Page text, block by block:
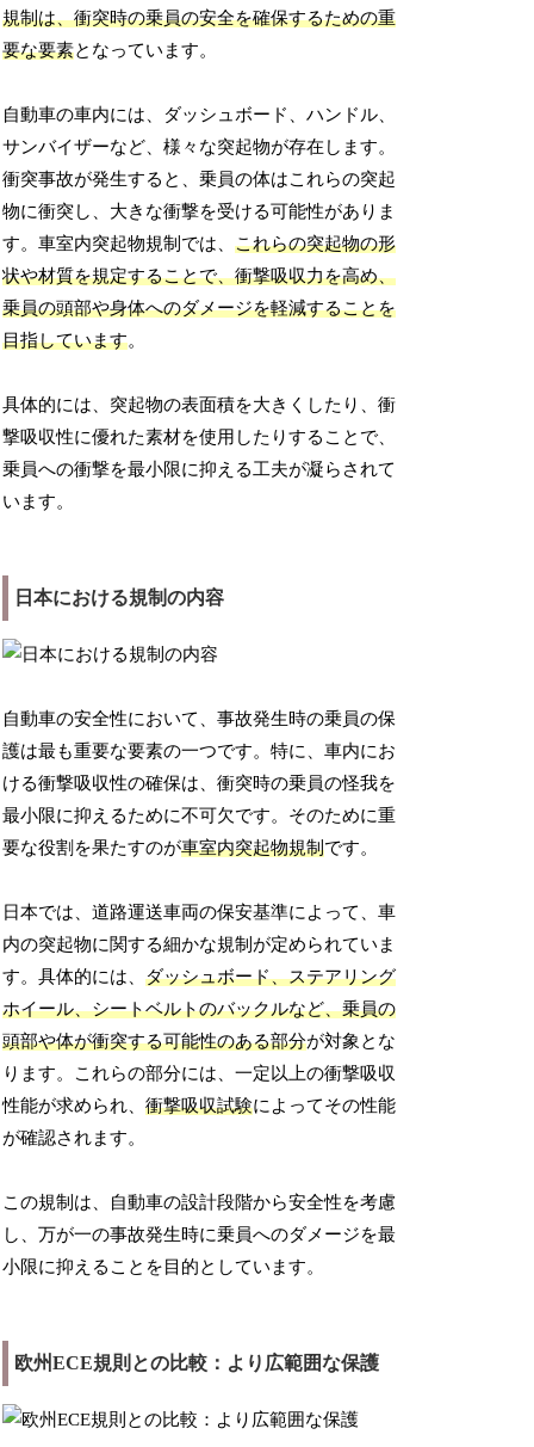
規制は、衝突時の乗員の安全を確保するための重
要な要素となっています。
自動車の車内には、ダッシュボード、ハンドル、
サンバイザーなど、様々な突起物が存在します。
衝突事故が発生すると、乗員の体はこれらの突起
物に衝突し、大きな衝撃を受ける可能性がありま
す。車室内突起物規制では、これらの突起物の形
状や材質を規定することで、衝撃吸収力を高め、
乗員の頭部や身体へのダメージを軽減することを
目指しています。
具体的には、突起物の表面積を大きくしたり、衝
撃吸収性に優れた素材を使用したりすることで、
乗員への衝撃を最小限に抑える工夫が凝らされて
います。
日本における規制の内容
自動車の安全性において、事故発生時の乗員の保
護は最も重要な要素の一つです。特に、車内にお
ける衝撃吸収性の確保は、衝突時の乗員の怪我を
最小限に抑えるために不可欠です。そのために重
要な役割を果たすのが車室内突起物規制です。
日本では、道路運送車両の保安基準によって、車
内の突起物に関する細かな規制が定められていま
す。具体的には、ダッシュボード、ステアリング
ホイール、シートベルトのバックルなど、乗員の
頭部や体が衝突する可能性のある部分が対象とな
ります。これらの部分には、一定以上の衝撃吸収
性能が求められ、衝撃吸収試験によってその性能
が確認されます。
この規制は、自動車の設計段階から安全性を考慮
し、万が一の事故発生時に乗員へのダメージを最
小限に抑えることを目的としています。
欧州ECE規則との比較：より広範囲な保護